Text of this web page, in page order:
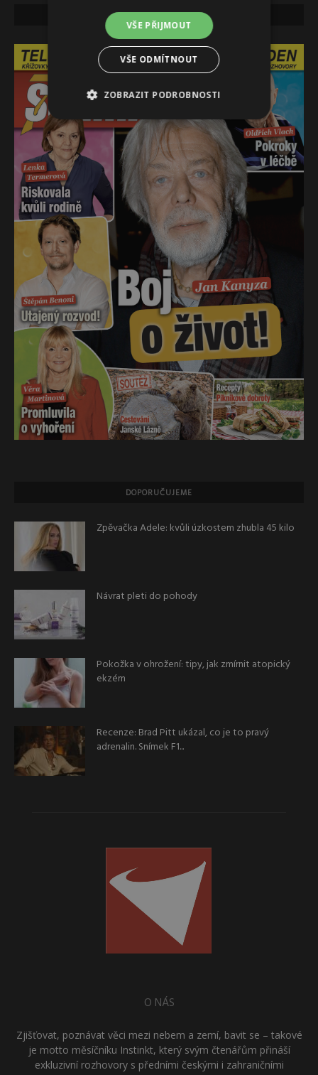
NEJNOVĚJŠÍ VYDÁNÍ
DOPORUČUJEME
Zpěvačka Adele: kvůli úzkostem zhubla 45 kilo
Návrat pleti do pohody
Pokožka v ohrožení: tipy, jak zmírnit atopický
ekzém
Recenze: Brad Pitt ukázal, co je to pravý
adrenalin. Snímek F1...
O NÁS
Zjišťovat, poznávat věci mezi nebem a zemí, bavit se – takové
je motto měsíčníku Instinkt, který svým čtenářům přináší
exkluzivní rozhovory s předními českými i zahraničními
VŠE PŘIJMOUT
VŠE ODMÍTNOUT
ZOBRAZIT PODROBNOSTI